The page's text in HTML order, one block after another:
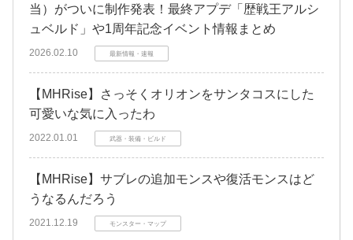
当）がついに制作発表！最終アプデ「歴戦王アルシ
ュベルド」や1周年記念イベント情報まとめ
2026.02.10 最新情報・速報
【MHRise】さっそくオリオンをサンタコスにした
可愛いな気に入ったわ
2022.01.01 武器・装備・ビルド
【MHRise】サブレの追加モンスや復活モンスはど
うなるんだろう
2021.12.19 モンスター・マップ